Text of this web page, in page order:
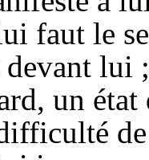
faut le
lui
un